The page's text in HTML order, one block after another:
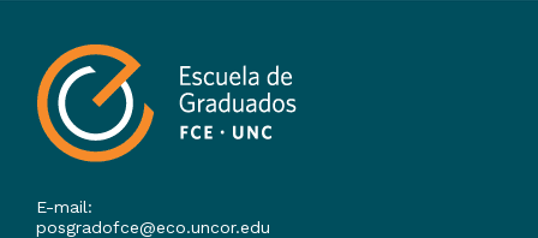
E-mail:
posgradofce@eco.uncor.edu